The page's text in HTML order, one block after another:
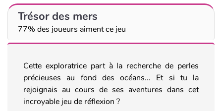
Trésor des mers
77% des joueurs aiment ce jeu
Cette exploratrice part à la recherche de perles
précieuses au fond des océans... Et si tu la
rejoignais au cours de ses aventures dans cet
incroyable jeu de réflexion ?